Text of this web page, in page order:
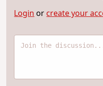
Loginorcreate your